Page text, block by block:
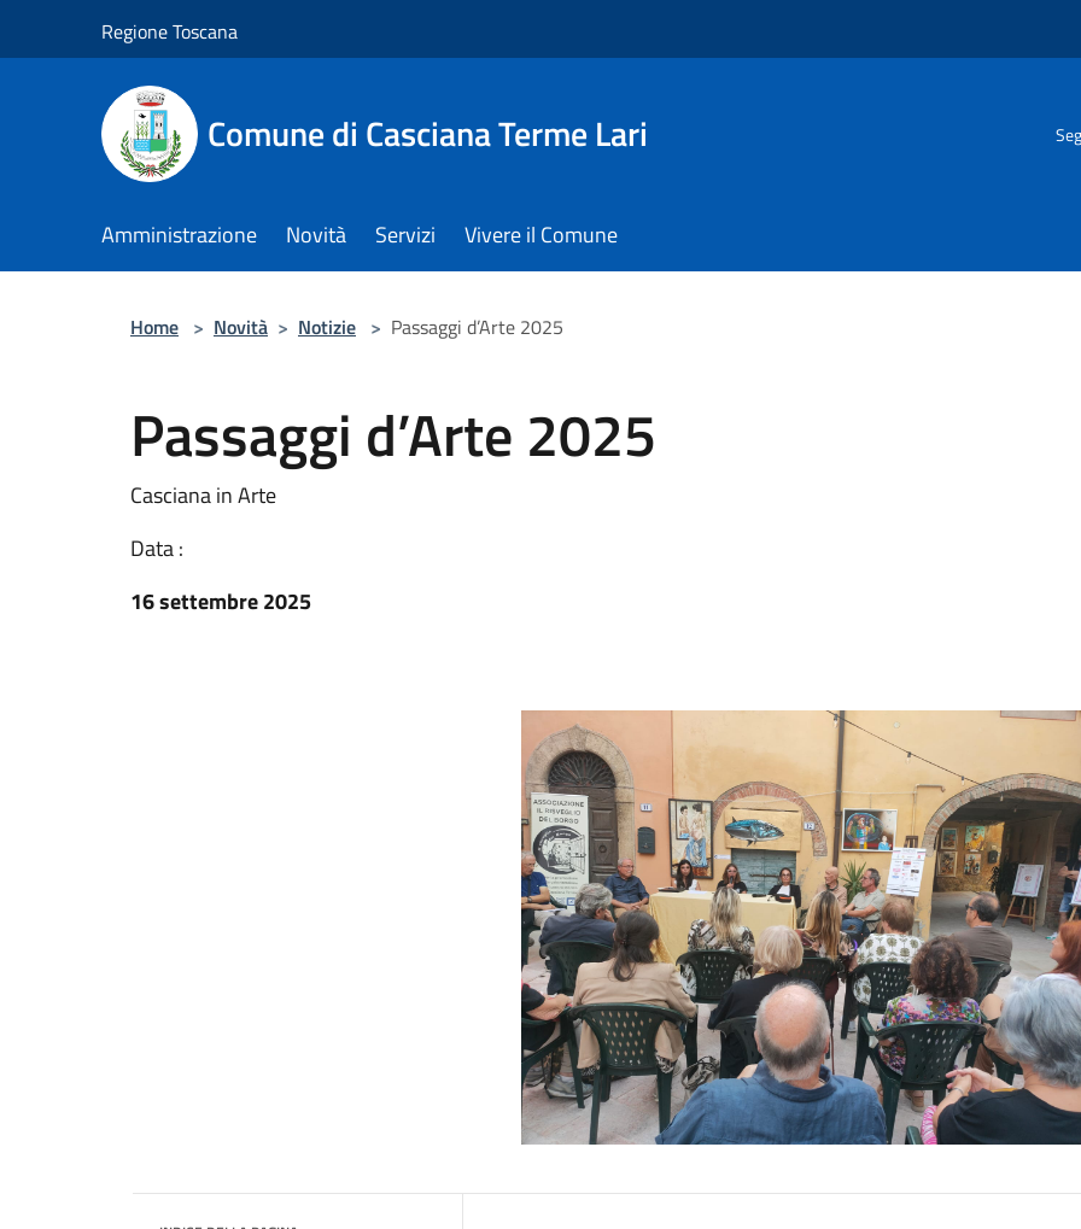
Regione Toscana
Comune di Casciana Terme Lari
Amministrazione Novità Servizi Vivere il Comune
Home > Novità > Notizie > Passaggi d’Arte 2025
Passaggi d’Arte 2025
Casciana in Arte
Data :
16 settembre 2025